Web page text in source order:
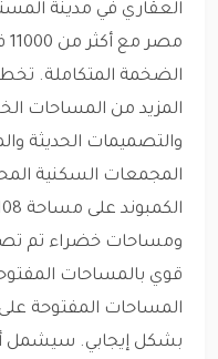
العقاري في مدينة
الضخمة المتكاملة.
المزيد من المساحات
والتصميمات الحديثة
المجمعات السكنية
ومساحات خضراء تم
قوي بالمساحات
المساحات المفتوحة
بشكل إيجابي. سيشمل